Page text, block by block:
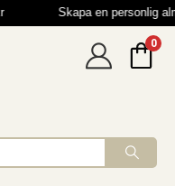
Skapa en personlig
0